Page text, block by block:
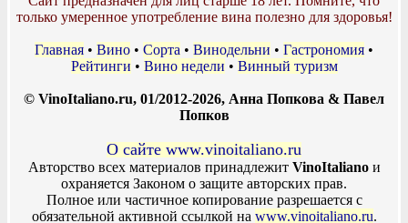
только умеренное употребление вина полезно для здоровья!
Главная • Вино • Сорта • Винодельни • Гастрономия •
Рейтинги • Вино недели • Винный туризм
© VinoItaliano.ru, 01/2012-2026, Анна Попкова & Павел
Попков
О сайте www.vinoitaliano.ru
Авторство всех материалов принадлежит VinoItalianoи
охраняется Законом о защите авторских прав.
Полное или частичное копирование разрешается с
обязательной активной ссылкой на www.vinoitaliano.ru.